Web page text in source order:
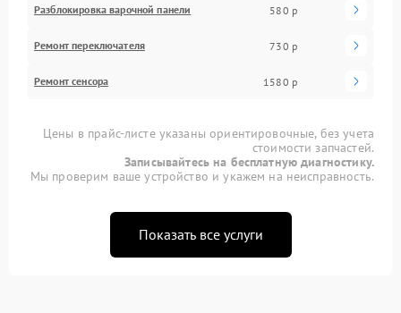
Разблокировка варочной панели 580 р
Ремонт переключателя 730 р
Ремонт сенсора 1580 р
Цены в прайс-листе указаны ориентировочные, без учета
стоимости запчастей.
Записывайтесь на бесплатную диагностику.
Мы проверим ваше устройство и укажем на неисправность.
Показать все услуги